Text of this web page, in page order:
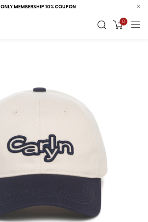
ONLY MEMBERSHIP 10% COUPON
0